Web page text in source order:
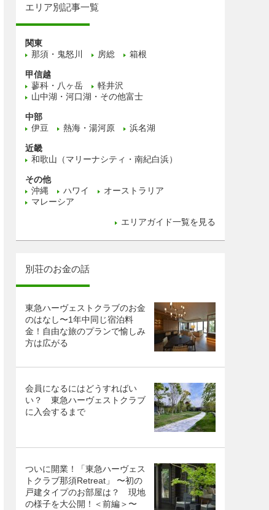
エリア別記事一覧
関東
那須・鬼怒川
房総 箱根
甲信越
蓼科・八ヶ岳
軽井沢
山中湖・河口湖・その他富士
中部
伊豆
熱海・湯河原 浜名湖
近畿
和歌山（マリーナシティ・南紀白浜）
その他
沖縄
ハワイ
オーストラリア
マレーシア
エリアガイド一覧を見る
別荘のお金の話
東急ハーヴェストクラブのお金
のはなし〜1年中同じ宿泊料
金！自由な旅のプランで愉しみ
方は広がる
会員になるにはどうすればい
い？ 東急ハーヴェストクラブ
に入会するまで
ついに開業！「東急ハーヴェス
トクラブ那須Retreat」 〜初の
戸建タイプのお部屋は？ 現地
の様子を大公開！＜前編＞〜